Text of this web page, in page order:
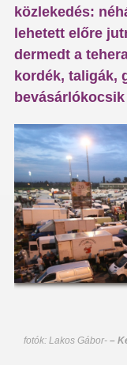
közlekedés:
lehetett előre
dermedt a
kordék, taligák,
fotók: Lakos Gábor-–